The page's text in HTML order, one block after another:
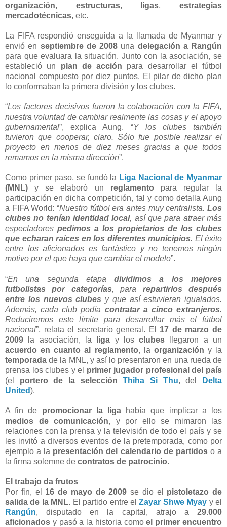
organización, estructuras, ligas,estrategias
mercadotécnicas, etc.
La FIFA respondió enseguida a la llamada de Myanmar y
envió en septiembre de 2008 una delegación a Rangún
para que evaluara la situación. Junto con la asociación, se
estableció un plan de acción para desarrollar el fútbol
nacional compuesto por diez puntos. El pilar de dicho plan
lo conformaban la primera división y los clubes.
“Los factores decisivos fueron la colaboración con la FIFA,
nuestra voluntad de cambiar realmente las cosas y el apoyo
gubernamental”, explica Aung. “Y los clubes también
tuvieron que cooperar, claro. Sólo fue posible realizar el
proyecto en menos de diez meses gracias a que todos
remamos en la misma dirección”.
Como primer paso, se fundó la Liga Nacional de Myanmar
(MNL) y se elaboró un reglamento para regular la
participación en dicha competición, tal y como detalla Aung
a FIFA World: “Nuestro fútbol era antes muy centralista. Los
clubes no tenían identidad local, así que para atraer más
espectadores pedimos a los propietarios de los clubes
que echaran raíces en los diferentes municipios. El éxito
entre los aficionados es fantástico y no tenemos ningún
motivo por el que haya que cambiar el modelo”.
“En una segunda etapadividimos a los mejores
futbolistas por categorías, para repartirlos después
entre los nuevos clubes y que así estuvieran igualados.
Además, cada club podía contratar a cinco extranjeros.
Reduciremos este límite para desarrollar más el fútbol
nacional”, relata el secretario general. El 17 de marzo de
2009 la asociación, la liga y losclubes llegaron a un
acuerdo en cuanto al reglamento, la organización y la
temporada de la MNL, y así lo presentaron en una rueda de
prensa los clubes y el primer jugador profesional del país
(el portero de la selección Thiha Si Thu, del
Delta
United).
A fin de promocionar la liga había que implicar a los
medios de comunicación, y por ello se mimaron las
relaciones con la prensa y la televisión de todo el país y se
les invitó a diversos eventos de la pretemporada, como por
ejemplo a la presentación del calendario de partidoso a
la firma solemne de contratos de patrocinio.
El trabajo da frutos
Por fin, el 16 de mayo de 2009 se dio el pistoletazo de
salida de la MNL. El partido entre elZayar Shwe Myay y el
Rangún, disputado en la capital, atrajo a 29.000
aficionados y pasó a la historia comoel primer encuentro